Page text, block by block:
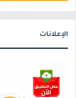
الإعلانات